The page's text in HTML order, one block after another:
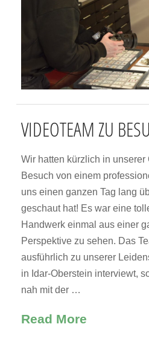
VIDEOTEAM ZU
Wir hatten kürzlich in
Besuch von einem
uns einen ganzen Tag lang
geschaut hat! Es war eine
Handwerk einmal aus einer
Perspektive zu sehen. Das
ausführlich zu unserer
in Idar-Oberstein interviewt,
nah mit der …
Read More